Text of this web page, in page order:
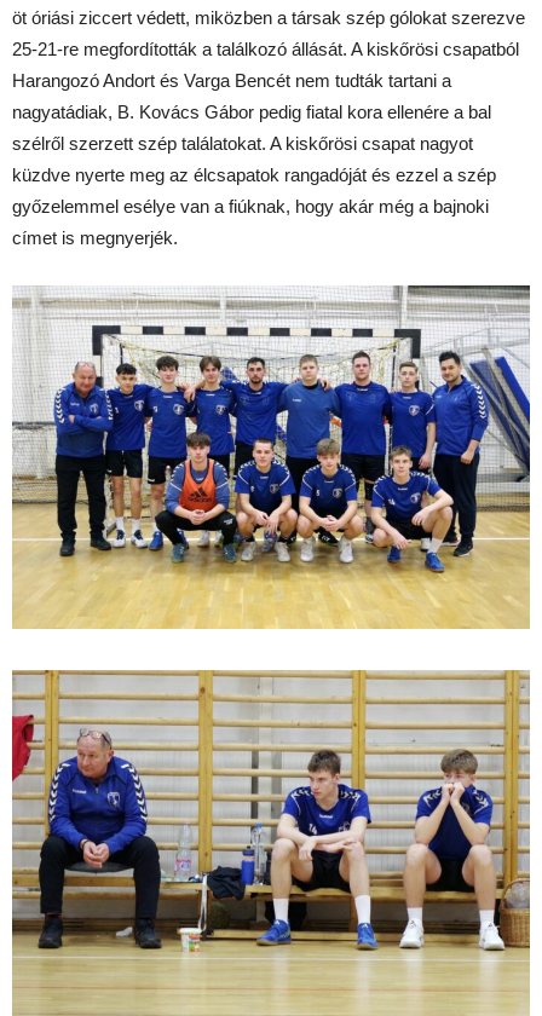
öt óriási ziccert védett, miközben a társak szép gólokat szerezve
25-21-re megfordították a találkozó állását. A kiskőrösi csapatból
Harangozó Andort és Varga Bencét nem tudták tartani a
nagyatádiak, B. Kovács Gábor pedig fiatal kora ellenére a bal
szélről szerzett szép találatokat. A kiskőrösi csapat nagyot
küzdve nyerte meg az élcsapatok rangadóját és ezzel a szép
győzelemmel esélye van a fiúknak, hogy akár még a bajnoki
címet is megnyerjék.